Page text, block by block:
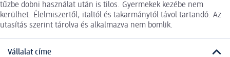
tűzbe dobni használat után is tilos. Gyermekek kezébe nem
kerülhet. Élelmiszertől, italtól és takarmánytól távol tartandó. Az
utasítás szerint tárolva és alkalmazva nem bomlik.
Vállalat címe